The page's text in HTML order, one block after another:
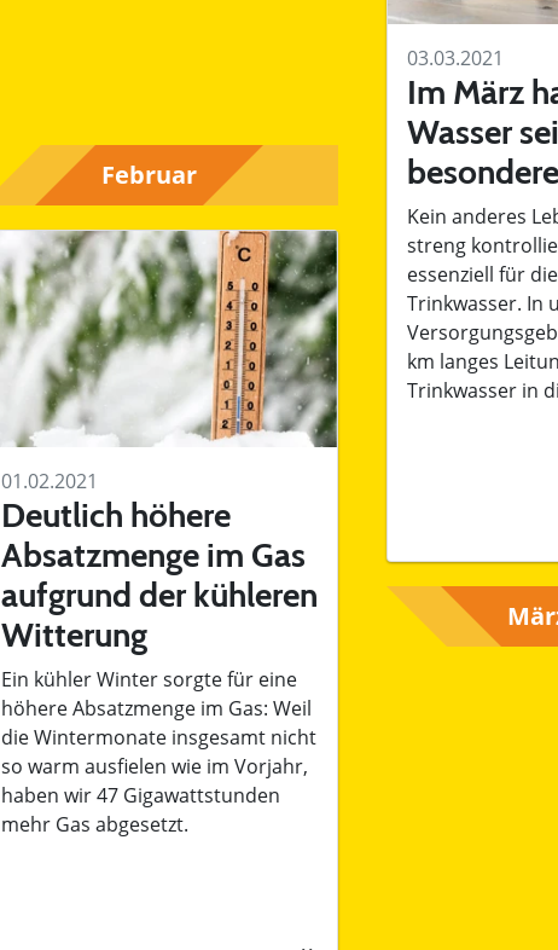
01.02.2021
Deutlich höhere
Absatzmenge im Gas
aufgrund der kühleren
Witterung
Ein kühler Winter sorgte für eine
höhere Absatzmenge im Gas: Weil
die Wintermonate insgesamt nicht
so warm ausfielen wie im Vorjahr,
haben wir 47 Gigawattstunden
mehr Gas abgesetzt.
03.03.2021
Im März
Wasser
Kein anderes
streng
essenziell für
Trinkwasser. In
km langes
Trinkwasser in